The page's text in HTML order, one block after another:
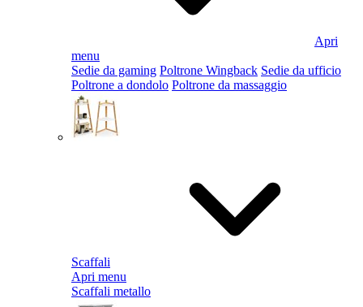
Apri
menu
Sedie da gaming Poltrone Wingback Sedie da ufficio
Poltrone a dondolo Poltrone da massaggio
Scaffali
Apri menu
Scaffali metallo